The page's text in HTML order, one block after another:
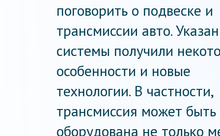
поговорить о подвеске и
трансмиссии авто.
системы получили
особенности и новые
технологии. В частности,
трансмиссия может быть
оборудована не только